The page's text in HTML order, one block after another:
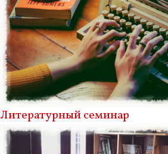
Литературный семинар